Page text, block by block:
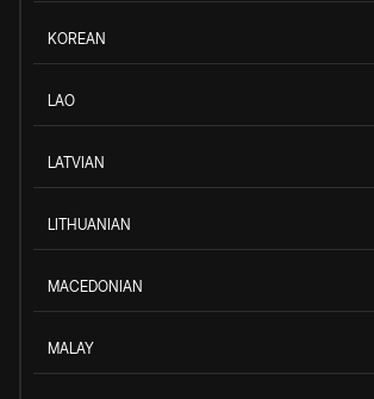
KOREAN
LAO
LATVIAN
LITHUANIAN
MACEDONIAN
MALAY